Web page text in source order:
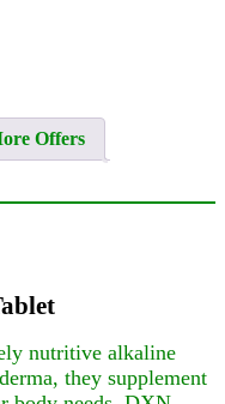
Offers
nutritive alkaline
they supplement